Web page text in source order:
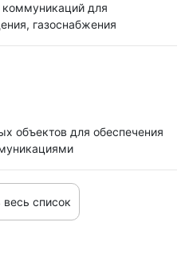
для
газоснабжения
объектов для обеспечения
весь список